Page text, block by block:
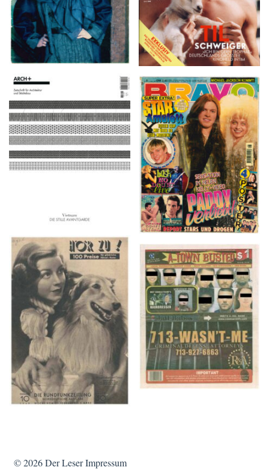
ARCH+ Nr. 226, Herbst
2016
BRAVO – Nr. 8, 13. Febr.
1997
HÖR ZU! – 1949,
NUMMER 10, Woche
vom 27. Februar bis 05.
März
A-TOWN BUSTED –
8/15/16–9/1/16
© 2026Der Leser Impressum